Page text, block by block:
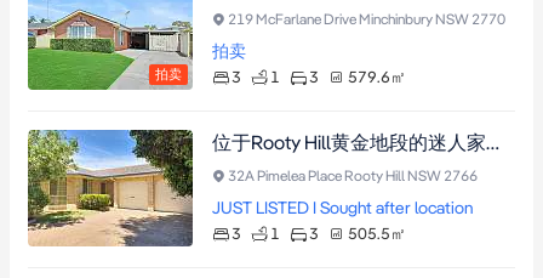
拍卖
219 McFarlane Drive Minchinbury NSW 2770
拍卖
3 1 3 579.6 ㎡
位于Rooty Hill黄金地段的迷人家庭住宅
32A Pimelea Place Rooty Hill NSW 2766
JUST LISTED I Sought after location
3 1 3 505.5 ㎡